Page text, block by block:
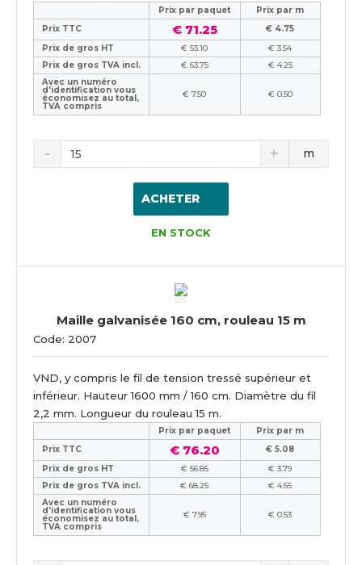
Prix ​​par paquet
Prix par m
Prix TTC
€ 71.25
€ 4.75
Prix de gros HT
€ 53.10
€ 3.54
Prix de gros TVA incl.
€ 63.75
€ 4.25
Avec un numéro
d'identification vous
économisez au total,
TVA compris
€ 7.50 € 0.50
m
ACHETER
EN STOCK
Maille galvanisée 160 cm, rouleau 15 m
Code: 2007
VND, y compris le fil de tension tressé supérieur et
inférieur. Hauteur 1600 mm / 160 cm. Diamètre du fil
2,2 mm. Longueur du rouleau 15 m.
Prix ​​par paquet
Prix par m
Prix TTC
€ 76.20
€ 5.08
Prix de gros HT
€ 56.85
€ 3.79
Prix de gros TVA incl.
€ 68.25
€ 4.55
Avec un numéro
d'identification vous
économisez au total,
TVA compris
€ 7.95 € 0.53